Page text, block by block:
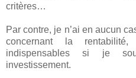
critères…
Par contre, je n’ai en aucun
concernant la
indispensables si je
investissement.